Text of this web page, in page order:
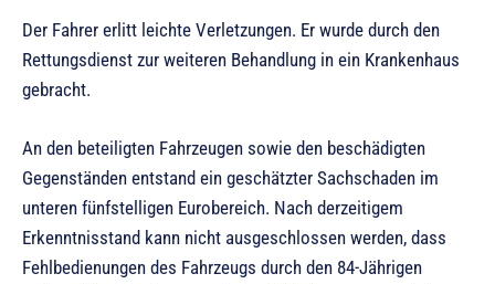
Der Fahrer erlitt leichte Verletzungen. Er wurde durch den
Rettungsdienst zur weiteren Behandlung in ein Krankenhaus
gebracht.
An den beteiligten Fahrzeugen sowie den beschädigten
Gegenständen entstand ein geschätzter Sachschaden im
unteren fünfstelligen Eurobereich. Nach derzeitigem
Erkenntnisstand kann nicht ausgeschlossen werden, dass
Fehlbedienungen des Fahrzeugs durch den 84-Jährigen